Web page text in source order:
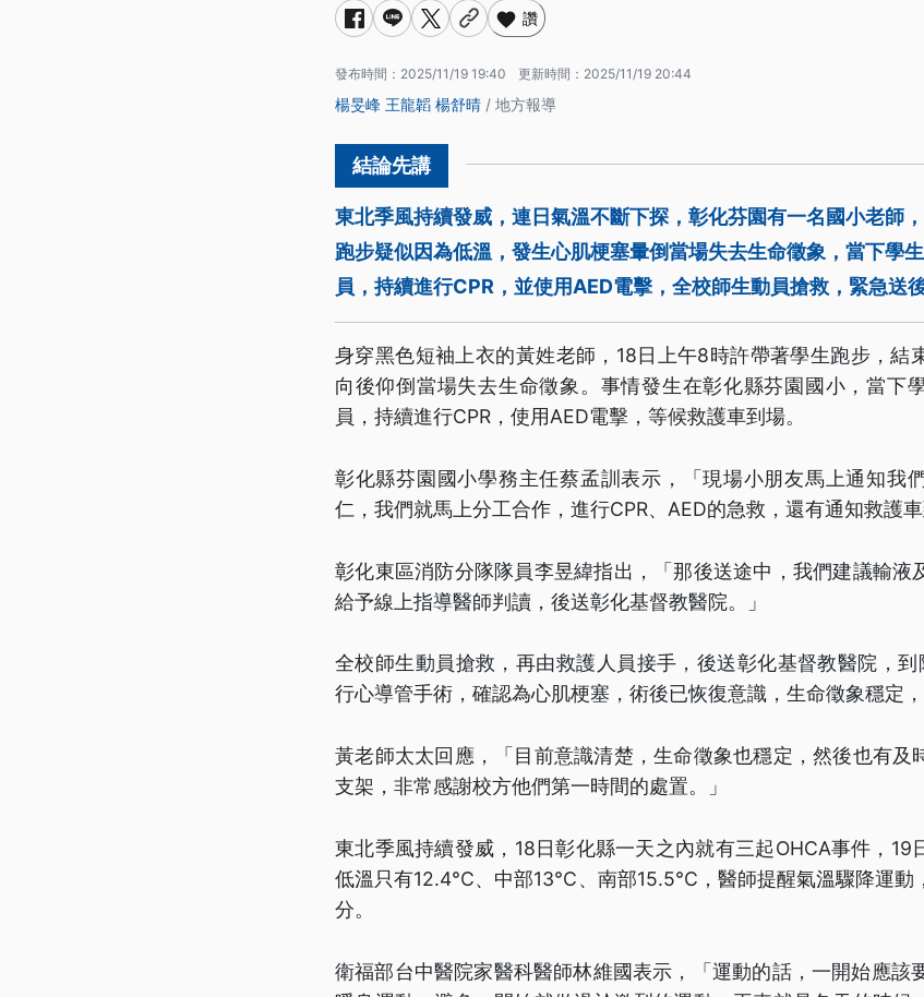
讚
發布時間： 2025/11/19 19:40 更新時間： 2025/11/19 20:44
楊旻峰 王龍韜 楊舒晴 / 地方報導
東北季風持續發威，連日氣溫不斷下探，彰化芬園有一名國小老師
跑步疑似因為低溫，發生心肌梗塞暈倒當場失去生命徵象，當下學
員，持續進行CPR，並使用AED電擊，全校師生動員搶救，緊急送
身穿黑色短袖上衣的黃姓老師，18日上午8時許帶著學生跑步，結
向後仰倒當場失去生命徵象。事情發生在彰化縣芬園國小，當下
員，持續進行CPR，使用AED電擊，等候救護車到場。
彰化縣芬園國小學務主任蔡孟訓表示，「現場小朋友馬上通知我
仁，我們就馬上分工合作，進行CPR、AED的急救，還有通知救護車
彰化東區消防分隊隊員李昱緯指出，「那後送途中，我們建議輸液
給予線上指導醫師判讀，後送彰化基督教醫院。」
全校師生動員搶救，再由救護人員接手，後送彰化基督教醫院，
行心導管手術，確認為心肌梗塞，術後已恢復意識，生命徵象穩定，
黃老師太太回應，「目前意識清楚，生命徵象也穩定，然後也有及
支架，非常感謝校方他們第一時間的處置。」
東北季風持續發威，18日彰化縣一天之內就有三起OHCA事件，19
低溫只有12.4°C、中部13°C、南部15.5°C，醫師提醒氣溫驟降運
分。
衛福部台中醫院家醫科醫師林維國表示，「運動的話，一開始應該